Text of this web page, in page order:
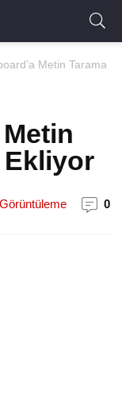
Metin Tarama
Ekliyor
Görüntüleme 0